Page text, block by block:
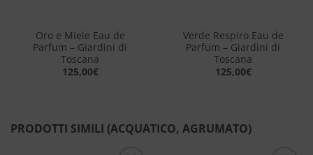
Oro e Miele Eau de
Parfum – Giardini di
Toscana
125,00€
Verde Respiro Eau de
Parfum – Giardini di
Toscana
125,00€
PRODOTTI SIMILI (ACQUATICO, AGRUMATO)